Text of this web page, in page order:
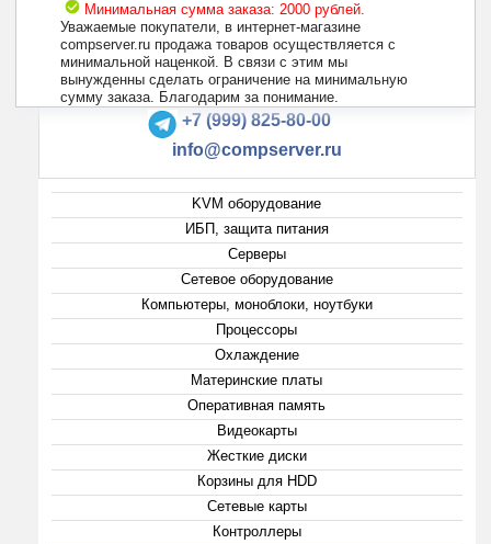
Минимальная сумма заказа: 2000 рублей.
Уважаемые покупатели, в интернет-магазине
compserver.ru продажа товаров осуществляется с
минимальной наценкой. В связи с этим мы
вынужденны сделать ограничение на минимальную
сумму заказа. Благодарим за понимание.
+7 (495) 223-13-47
+7 (999) 825-80-00
info@compserver.ru
KVM оборудование
ИБП, защита питания
Серверы
Сетевое оборудование
Компьютеры, моноблоки, ноутбуки
Процессоры
Охлаждение
Материнские платы
Оперативная память
Видеокарты
Жесткие диски
Корзины для HDD
Сетевые карты
Контроллеры